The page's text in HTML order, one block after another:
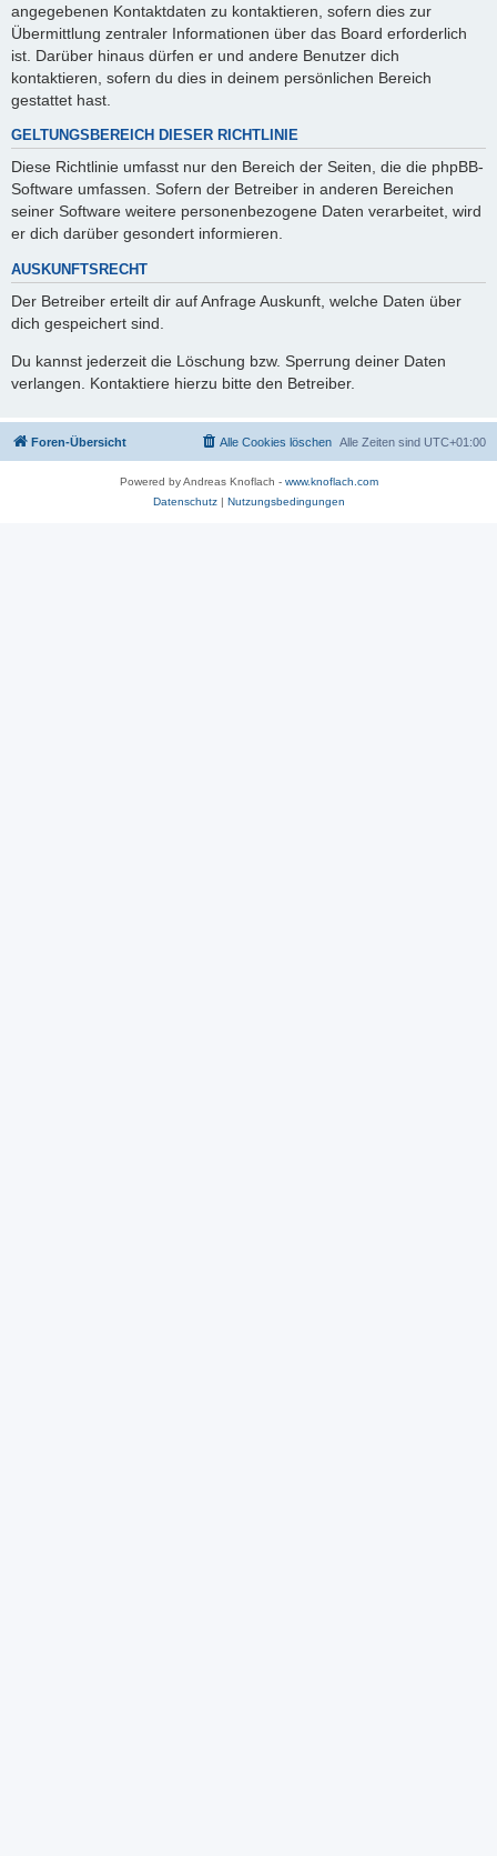
angegebenen Kontaktdaten zu kontaktieren, sofern dies zur
Übermittlung zentraler Informationen über das Board erforderlich
ist. Darüber hinaus dürfen er und andere Benutzer dich
kontaktieren, sofern du dies in deinem persönlichen Bereich
gestattet hast.
GELTUNGSBEREICH DIESER RICHTLINIE
Diese Richtlinie umfasst nur den Bereich der Seiten, die die phpBB-
Software umfassen. Sofern der Betreiber in anderen Bereichen
seiner Software weitere personenbezogene Daten verarbeitet, wird
er dich darüber gesondert informieren.
AUSKUNFTSRECHT
Der Betreiber erteilt dir auf Anfrage Auskunft, welche Daten über
dich gespeichert sind.
Du kannst jederzeit die Löschung bzw. Sperrung deiner Daten
verlangen. Kontaktiere hierzu bitte den Betreiber.
Foren-Übersicht Alle Zeiten sind UTC+01:00
Alle Cookies löschen
Powered by Andreas Knoflach - www.knoflach.com
Datenschutz| Nutzungsbedingungen